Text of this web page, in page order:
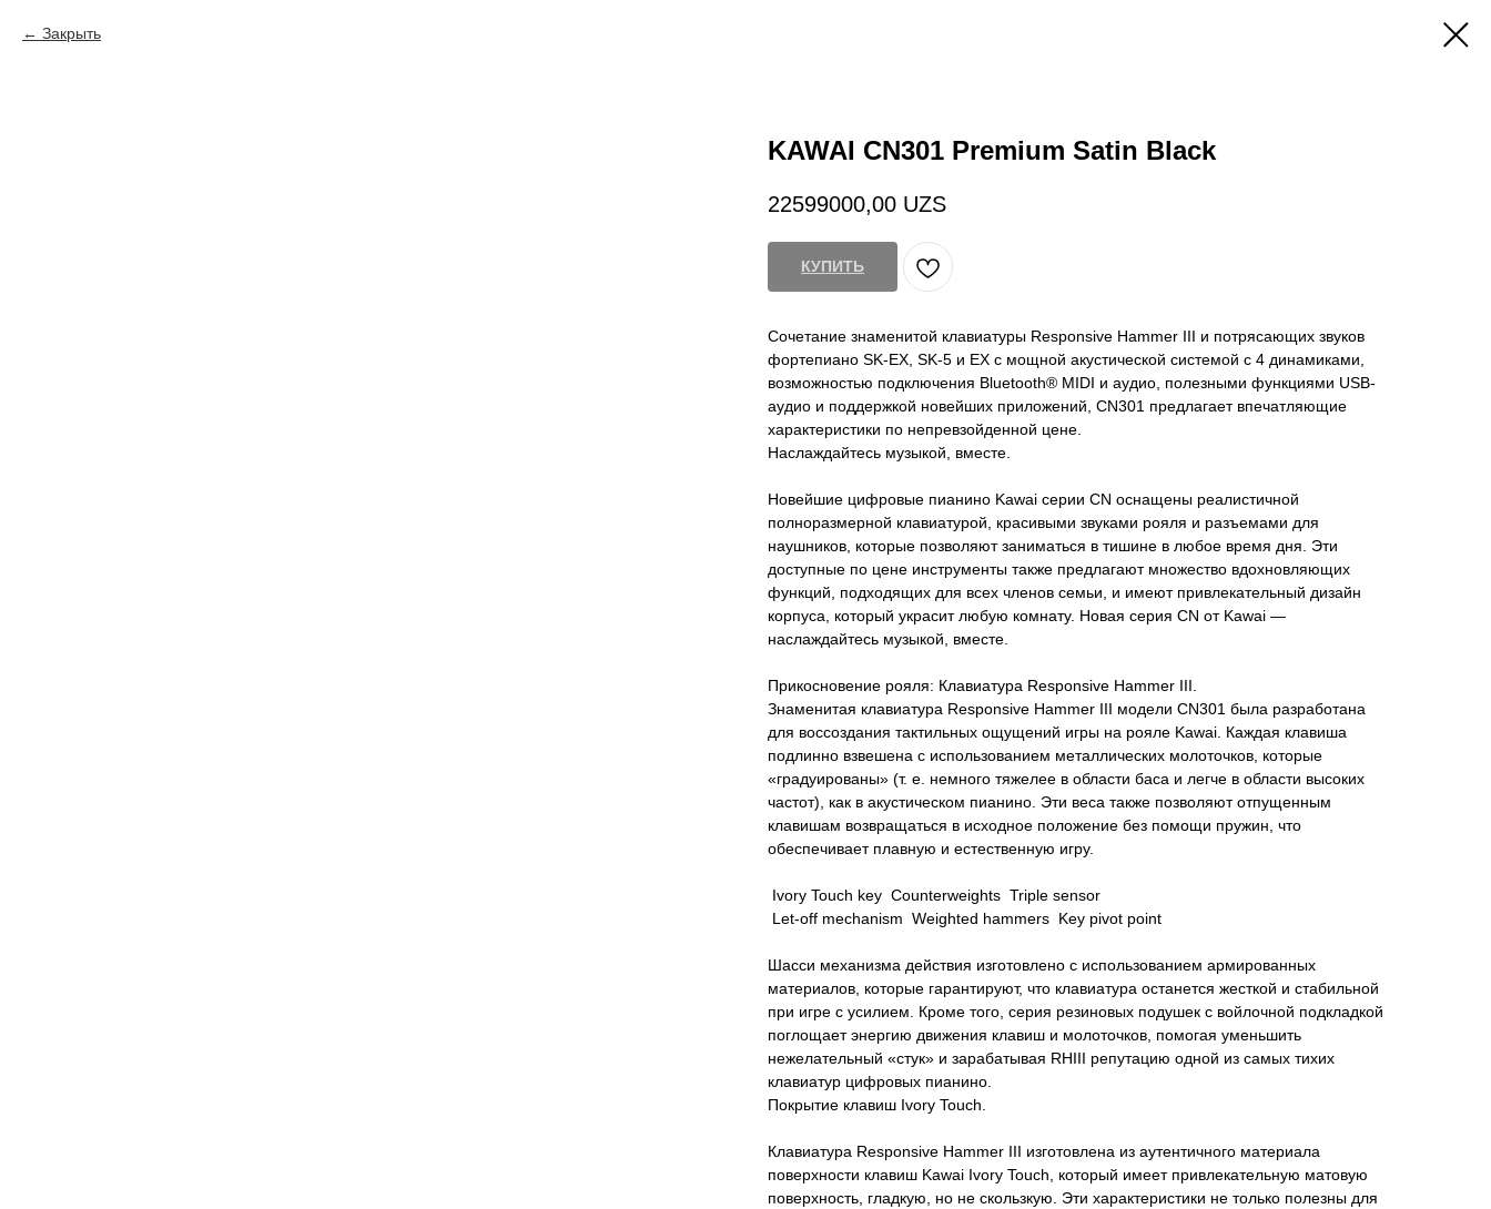
Закрыть
KAWAI CN301 Premium Satin Black
22599000,00 UZS
КУПИТЬ
Сочетание знаменитой клавиатуры Responsive Hammer III и потрясающих звуков
фортепиано SK-EX, SK-5 и EX с мощной акустической системой с 4 динамиками,
возможностью подключения Bluetooth® MIDI и аудио, полезными функциями USB-
аудио и поддержкой новейших приложений, CN301 предлагает впечатляющие
характеристики по непревзойденной цене.
Наслаждайтесь музыкой, вместе.
Новейшие цифровые пианино Kawai серии CN оснащены реалистичной
полноразмерной клавиатурой, красивыми звуками рояля и разъемами для
наушников, которые позволяют заниматься в тишине в любое время дня. Эти
доступные по цене инструменты также предлагают множество вдохновляющих
функций, подходящих для всех членов семьи, и имеют привлекательный дизайн
корпуса, который украсит любую комнату. Новая серия CN от Kawai —
наслаждайтесь музыкой, вместе.
Прикосновение рояля: Клавиатура Responsive Hammer III.
Знаменитая клавиатура Responsive Hammer III модели CN301 была разработана
для воссоздания тактильных ощущений игры на рояле Kawai. Каждая клавиша
подлинно взвешена с использованием металлических молоточков, которые
«градуированы» (т. е. немного тяжелее в области баса и легче в области высоких
частот), как в акустическом пианино. Эти веса также позволяют отпущенным
клавишам возвращаться в исходное положение без помощи пружин, что
обеспечивает плавную и естественную игру.
Ivory Touch key Counterweights Triple sensor
Let-off mechanism Weighted hammers Key pivot point
Шасси механизма действия изготовлено с использованием армированных
материалов, которые гарантируют, что клавиатура останется жесткой и стабильной
при игре с усилием. Кроме того, серия резиновых подушек с войлочной подкладкой
поглощает энергию движения клавиш и молоточков, помогая уменьшить
нежелательный «стук» и зарабатывая RHIII репутацию одной из самых тихих
клавиатур цифровых пианино.
Покрытие клавиш Ivory Touch.
Клавиатура Responsive Hammer III изготовлена из аутентичного материала
поверхности клавиш Kawai Ivory Touch, который имеет привлекательную матовую
поверхность, гладкую, но не скользкую. Эти характеристики не только полезны для